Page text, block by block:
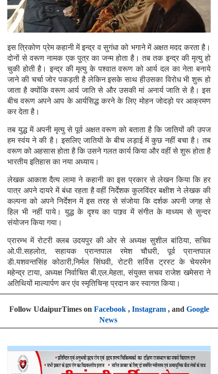
इस त्रिकोण प्रेम कहानी में इन्द्र व सुगंधा को भगाने में अक्षत मदद करता है।
दोनों से वरूण नामक एक पुत्र का जन्म होता है। तब तक इन्द्र की मृत्यु हो
चुकी होती है। इन्द्र की मृत्यु के पश्वात वरूण को आर्य दल का नेता बनाये
जाने की चर्चा जोर पकड़ती है लेकिन इसके साथ हीउसका विरोध भी शुरू हो
जाता है क्योंकि वरूण आर्य जाति से और उसकी मां अनार्य जाति से है। इस
बीच वरूण अपने आप के आर्यसिद्ध करने के लिए मोहन जोदड़ो पर आक्रमण
कर देता है।
तब युद्ध में अपनी मृत्यु से पूर्व अक्षत वरूण को बताता है कि जातियों की उपज
हम स्वंय ने की है। इसलिए जातियों के बीच लड़ाई में कुछ नहीं बचा है। तब
वरूण को अहसास होता है कि उसने गलत कार्य किया और वहीं से शुरू होता है
भारतीय इतिहास का नया अध्याय।
लेखक आकाश दैत्य लामा ने कहानी का इस प्रकार से लेखन किया कि हर
पात्र अपने दायरे में बंधा रहता है वहीं निर्देशक कुलविंदर बक्षीश ने लेखक की
कल्पना को अपने निर्देशन में इस तरह से संजोया कि दर्शक अपनी जगह से
हिल भी नहीं पाये। युद्ध के दृश्य का पाश्र्व में संगीत के माध्यम से सुन्दर
संयोजन किया गया।
प्रारम्भ में रोटरी क्लब उदयपुर की ओर से अध्यक्ष सुशील बांठिया, सचिव
ओ.पी.सहलोत, सहायक प्रान्तपाल रमेश चौधरी, पूर्व प्रान्तपाल
डॅा.यशवन्तसिंह कोठारी,निर्मल सिंघवी, रोटरी सर्विस ट्रस्ट के चेयरमेन
महेन्द्र टाया, अध्यक्ष निर्वाचित बी.एल.मेहता, संयुक्त सचव राजेश खमेसरा ने
अतिथियों माल्यार्पण कर एंव स्मृतिचिन्ह प्रदान कर स्वागत किया।
Follow UdaipurTimes on Facebook, Instagram, and Google
News